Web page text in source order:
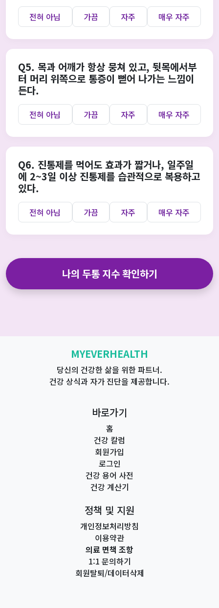
전혀 아님 가끔 자주 매우 자주
Q5. 목과 어깨가 항상 뭉쳐 있고, 뒷목에서부
터 머리 위쪽으로 통증이 뻗어 나가는 느낌이
든다.
전혀 아님 가끔 자주 매우 자주
Q6. 진통제를 먹어도 효과가 짧거나, 일주일
에 2~3일 이상 진통제를 습관적으로 복용하고
있다.
전혀 아님 가끔 자주 매우 자주
나의 두통 지수 확인하기
MYEVERHEALTH
당신의 건강한 삶을 위한 파트너.
건강 상식과 자가 진단을 제공합니다.
바로가기
홈
건강 칼럼
회원가입
로그인
건강 용어 사전
건강 계산기
정책 및 지원
개인정보처리방침
이용약관
의료 면책 조항
1:1 문의하기
회원탈퇴/데이터삭제